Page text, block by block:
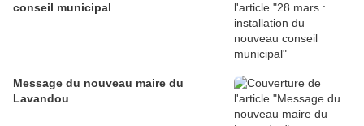
conseil municipal
Message du nouveau maire du
Lavandou